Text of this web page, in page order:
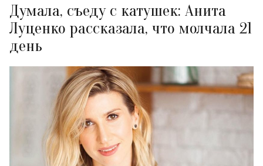
Думала, съеду с катушек: Анита
Луценко рассказала, что молчала 21
день